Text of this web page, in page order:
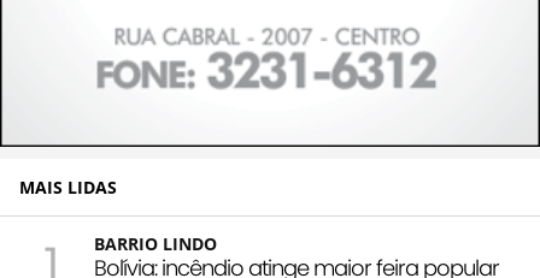
MAIS LIDAS
BARRIO LINDO
Bolívia: incêndio atinge maior feira popular